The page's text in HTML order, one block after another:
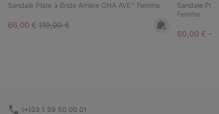
Sandale Plate à Bride Arrière ONA AVE™ Femme
Sale price:
66,00 € Regular price:
110,00 €
Sandale
Femme
Minimum
60,00 € -
(+)33 1 59 50 00 01